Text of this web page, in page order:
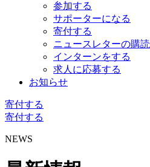
参加する
サポーターになる
寄付する
ニュースレターの購読
インターンをする
求人に応募する
お知らせ
寄付する
寄付する
NEWS